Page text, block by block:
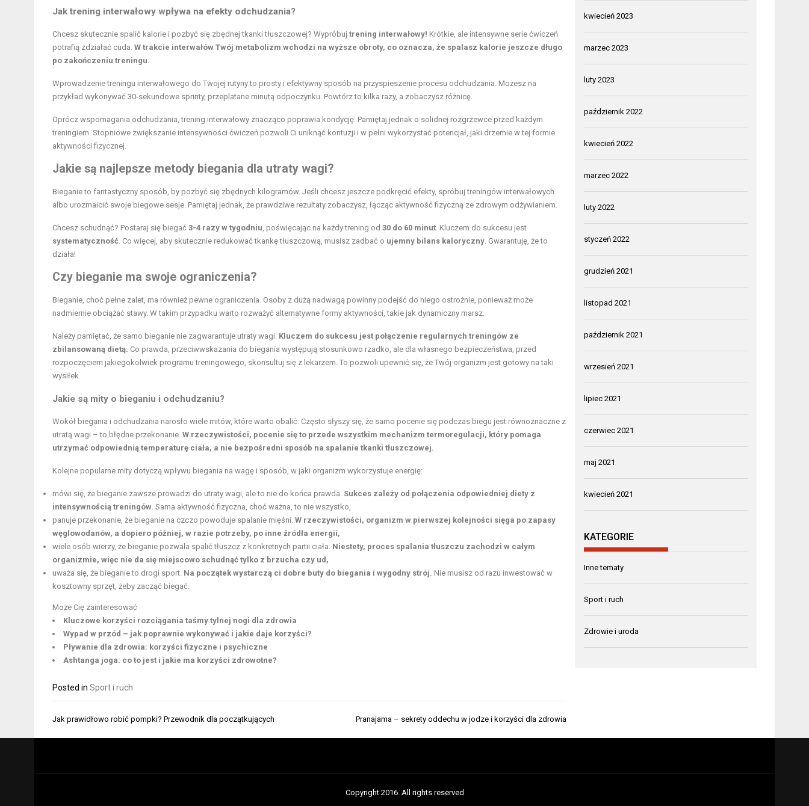
Jak trening interwałowy wpływa na efekty odchudzania?
Chcesz skutecznie spalić kalorie i pozbyć się zbędnej tkanki tłuszczowej? Wypróbuj trening interwałowy! Krótkie, ale intensywne serie ćwiczeń
potrafią zdziałać cuda. W trakcie interwałów Twój metabolizm wchodzi na wyższe obroty, co oznacza, że spalasz kalorie jeszcze długo
po zakończeniu treningu.
Wprowadzenietreningu interwałowego do Twojej rutyny to prosty i efektywny sposób na przyspieszenie procesu odchudzania. Możesz na
przykład wykonywać 30-sekundowe sprinty, przeplatane minutą odpoczynku. Powtórz to kilka razy, a zobaczysz różnicę.
Oprócz wspomagania odchudzania, trening interwałowy znacząco poprawia kondycję. Pamiętaj jednak o solidnej rozgrzewce przed każdym
treningiem. Stopniowe zwiększanie intensywności ćwiczeń pozwoli Ci uniknąć kontuzji i w pełni wykorzystać potencjał, jaki drzemie w tej formie
aktywności fizycznej.
Jakie są najlepsze metody biegania dla utraty wagi?
Bieganie to fantastyczny sposób, by pozbyć się zbędnych kilogramów. Jeśli chcesz jeszcze podkręcić efekty, spróbuj treningów interwałowych
albo urozmaicić swoje biegowe sesje. Pamiętaj jednak, że prawdziwe rezultaty zobaczysz, łącząc aktywność fizyczną ze zdrowym odżywianiem.
Chcesz schudnąć? Postaraj się biegać 3-4 razy w tygodniu , poświęcając na każdy trening od 30 do 60 minut . Kluczem do sukcesu jest
systematyczność . Co więcej, aby skutecznie redukować tkankę tłuszczową, musisz zadbać o ujemny bilans kaloryczny . Gwarantuję, że to
działa!
Czy bieganie ma swoje ograniczenia?
Bieganie, choć pełne zalet, ma również pewne ograniczenia. Osoby z dużą nadwagą powinny podejść do niego ostrożnie, ponieważ może
nadmiernie obciążać stawy. W takim przypadku warto rozważyć alternatywne formy aktywności, takie jak dynamiczny marsz.
Należy pamiętać, że samo bieganie nie zagwarantuje utraty wagi. Kluczem do sukcesu jest połączenie regularnych treningów ze
zbilansowaną dietą. Co prawda, przeciwwskazania do biegania występują stosunkowo rzadko, ale dla własnego bezpieczeństwa, przed
rozpoczęciem jakiegokolwiek programu treningowego, skonsultuj się z lekarzem. To pozwoli upewnić się, że Twój organizm jest gotowy na taki
wysiłek.
Jakie są mity o bieganiu i odchudzaniu?
Wokół biegania i odchudzania narosło wiele mitów, które warto obalić. Często słyszy się, że samo pocenie się podczas biegu jest równoznaczne z
utratą wagi – to błędne przekonanie. W rzeczywistości, pocenie się to przede wszystkim mechanizm termoregulacji, który pomaga
utrzymać odpowiednią temperaturę ciała, a nie bezpośredni sposób na spalanie tkanki tłuszczowej.
Kolejne popularne mity dotyczą wpływu biegania na wagę i sposób, w jaki organizm wykorzystuje energię:
mówi się, że bieganie zawsze prowadzi do utraty wagi, ale to nie do końca prawda. Sukces zależy od połączenia odpowiedniej diety z
intensywnością treningów. Sama aktywność fizyczna, choć ważna, to nie wszystko,
panuje przekonanie, że bieganie na czczo powoduje spalanie mięśni. W rzeczywistości, organizm w pierwszej kolejności sięga po zapasy
węglowodanów, a dopiero później, w razie potrzeby, po inne źródła energii,
wiele osób wierzy, że bieganie pozwala spalić tłuszcz z konkretnych partii ciała. Niestety, proces spalania tłuszczu zachodzi w całym
organizmie, więc nie da się miejscowo schudnąć tylko z brzucha czy ud,
uważa się, że bieganie to drogi sport. Na początek wystarczą ci dobre buty do biegania i wygodny strój. Nie musisz od razu inwestować w
kosztowny sprzęt, żeby zacząć biegać.
Może Cię zainteresować
Kluczowe korzyści rozciągania taśmy tylnej nogi dla zdrowia
Wypad w przód – jak poprawnie wykonywać i jakie daje korzyści?
Pływanie dla zdrowia: korzyści fizyczne i psychiczne
Ashtanga joga: co to jest i jakie ma korzyści zdrowotne?
Posted in Sport i ruch
Nawigacja
Jak prawidłowo robić pompki? Przewodnik dla początkujących Pranajama – sekrety oddechu w jodze i korzyści dla zdrowia
kwiecień 2023
marzec 2023
luty 2023
październik 2022
kwiecień 2022
marzec 2022
luty 2022
styczeń 2022
grudzień 2021
listopad 2021
październik 2021
wrzesień 2021
lipiec 2021
czerwiec 2021
maj 2021
kwiecień 2021
KATEGORIE
Inne tematy
Sport i ruch
Zdrowie i uroda
Copyright 2016. All rights reserved